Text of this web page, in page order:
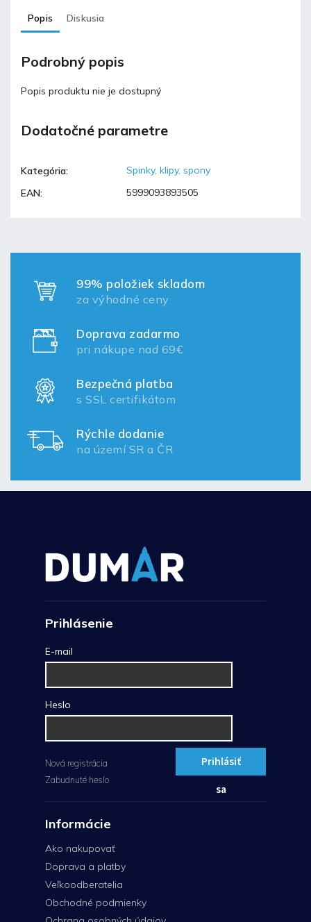
Popis Diskusia
Podrobný popis
Popis produktu nie je dostupný
Dodatočné parametre
Kategória:
Spinky, klipy, spony
EAN: 5999093893505
99% položiek skladom
za výhodné ceny
Doprava zadarmo
pri nákupe nad 69€
Bezpečná platba
s SSL certifikátom
Rýchle dodanie
na území SR a ČR
Prihlásenie
E-mail
Heslo
Prihlásiť
sa
Nová registrácia
Zabudnuté heslo
Informácie
Ako nakupovať
Doprava a platby
Veľkoodberatelia
Obchodné podmienky